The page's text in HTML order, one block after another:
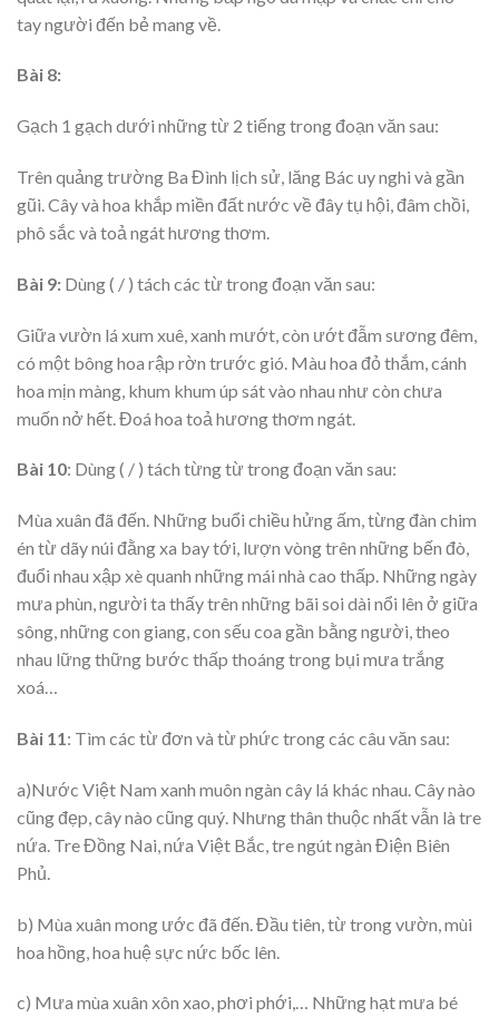
tay người đến bẻ mang về.
Bài 8:
Gạch 1 gạch dưới những từ 2 tiếng trong đoạn văn sau:
Trên quảng trường Ba Đình lịch sử, lăng Bác uy nghi và gần
gũi. Cây và hoa khắp miền đất nước về đây tụ hội, đâm chồi,
phô sắc và toả ngát hương thơm.
Bài 9: Dùng ( / ) tách các từ trong đoạn văn sau:
Giữa vườn lá xum xuê, xanh mướt, còn ướt đẫm sương đêm,
có một bông hoa rập rờn trước gió. Màu hoa đỏ thắm, cánh
hoa mịn màng, khum khum úp sát vào nhau như còn chưa
muốn nở hết. Đoá hoa toả hương thơm ngát.
Bài 10: Dùng ( / ) tách từng từ trong đoạn văn sau:
Mùa xuân đã đến. Những buổi chiều hửng ấm, từng đàn chim
én từ dãy núi đằng xa bay tới, lượn vòng trên những bến đò,
đuổi nhau xập xè quanh những mái nhà cao thấp. Những ngày
mưa phùn, người ta thấy trên những bãi soi dài nổi lên ở giữa
sông, những con giang, con sếu coa gần bằng người, theo
nhau lững thững bước thấp thoáng trong bụi mưa trắng
xoá…
Bài 11: Tìm các từ đơn và từ phức trong các câu văn sau:
a)Nước Việt Nam xanh muôn ngàn cây lá khác nhau. Cây nào
cũng đẹp, cây nào cũng quý. Nhưng thân thuộc nhất vẫn là tre
nứa. Tre Đồng Nai, nứa Việt Bắc, tre ngút ngàn Điện Biên
Phủ.
b) Mùa xuân mong ước đã đến. Đầu tiên, từ trong vườn, mùi
hoa hồng, hoa huệ sực nức bốc lên.
c) Mưa mùa xuân xôn xao, phơi phới,… Những hạt mưa bé